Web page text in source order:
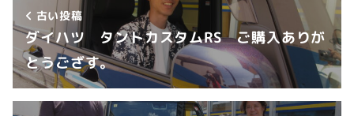
古い投稿
ダイハツ タントカスタムRS ご購入ありが
とうござす。